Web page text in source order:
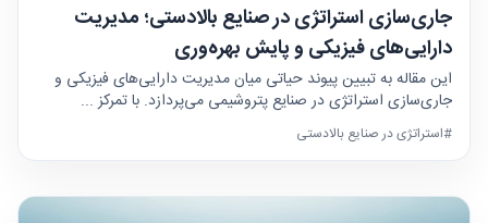
جاری‌سازی استراتژی در صنایع بالادستی؛ مدیریت
دارایی‌های فیزیکی و پایش بهره‌وری
این مقاله به تبیین پیوند حیاتی میان مدیریت دارایی‌های فیزیکی و
جاری‌سازی استراتژی در صنایع پتروشیمی می‌پردازد. با تمرکز ...
#استراتژی در صنایع بالادستی